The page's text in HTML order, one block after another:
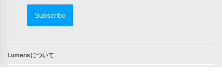
Subscribe
Lumensについて